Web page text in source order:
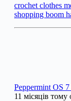
crochet clothes
shopping boom
Peppermint OS
11 місяців